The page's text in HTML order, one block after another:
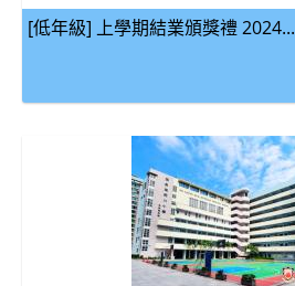
[低年級] 上學期結業頒獎禮 2024...